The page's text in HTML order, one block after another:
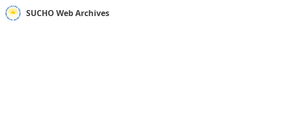
SUCHO Web Archives